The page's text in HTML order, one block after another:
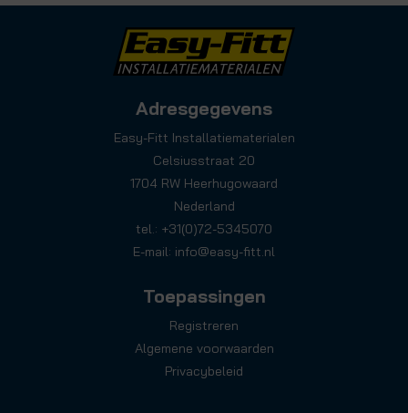
Adresgegevens
Easy-Fitt Installatiematerialen
Celsiusstraat 20
1704 RW Heerhugowaard
Nederland
tel.: +31(0)72-5345070
E-mail: info@easy-fitt.nl
Toepassingen
Registreren
Algemene voorwaarden
Privacybeleid